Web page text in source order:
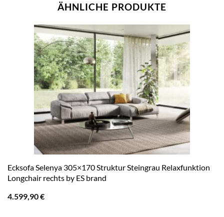
ÄHNLICHE PRODUKTE
Ecksofa Selenya 305×170 Struktur Steingrau Relaxfunktion
Longchair rechts by ES brand
4.599,90€